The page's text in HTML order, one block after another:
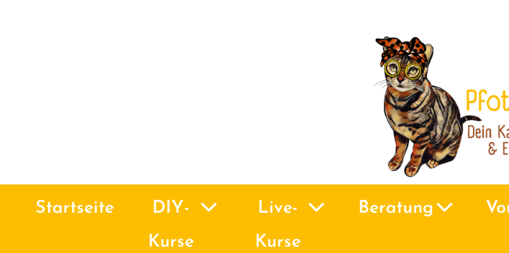
Startseite
DIY-
Kurse
Live-
Kurse
Beratung